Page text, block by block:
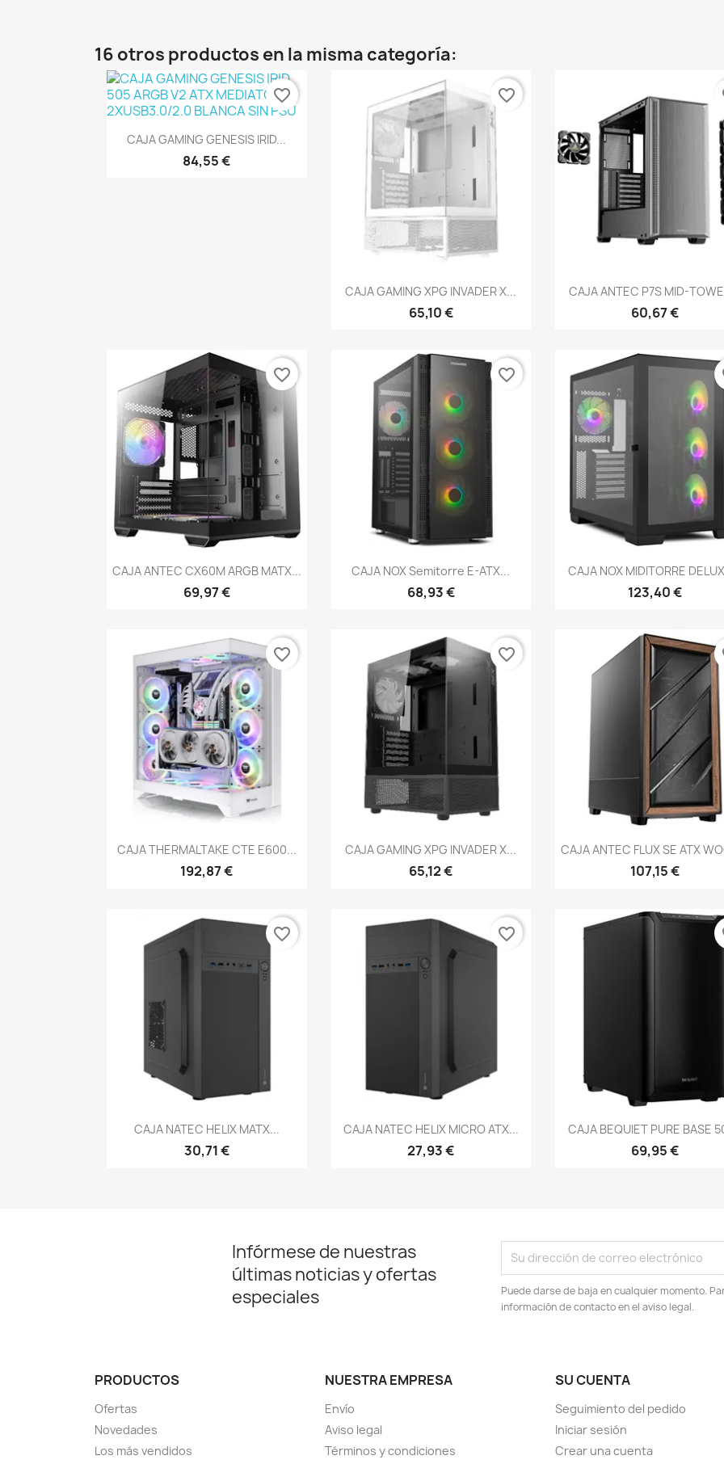
16 otros productos en la misma categoría:
Vista rápida
CAJA GAMING GENESIS IRID...
84,55 €
favorite_border
Vista rápida
CAJA GAMING XPG INVADER X...
65,10 €
favorite_border
Vista rápida
CAJA ANTEC P7S MID-
60,67 €
Vista rápida
CAJA ANTEC CX60M ARGB MATX...
69,97 €
favorite_border
Vista rápida
CAJA NOX Semitorre E-ATX...
68,93 €
favorite_border
Vista rápida
CAJA NOX MIDITORRE
123,40 €
Vista rápida
CAJA THERMALTAKE CTE E600...
192,87 €
favorite_border
Vista rápida
CAJA GAMING XPG INVADER X...
65,12 €
favorite_border
Vista rápida
CAJA ANTEC FLUX SE ATX
107,15 €
Vista rápida
CAJA NATEC HELIX MATX...
30,71 €
favorite_border
Vista rápida
CAJA NATEC HELIX MICRO ATX...
27,93 €
favorite_border
 Vista rápida
CAJA BEQUIET PURE BASE
69,95 €
Infórmese de nuestras
últimas noticias y ofertas
especiales
Puede darse de baja en cualquier momento.
información de contacto en el aviso legal.
PRODUCTOS
Ofertas
Novedades
Los más vendidos
NUESTRA EMPRESA
Envío
Aviso legal
Términos y condiciones
SU CUENTA
Seguimiento del pedido
Iniciar sesión
Crear una cuenta